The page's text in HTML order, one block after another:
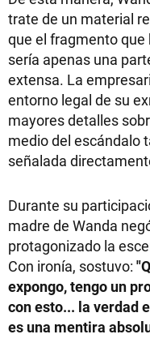
trate de un material
que el fragmento
sería apenas una
extensa. La
entorno legal de su
mayores detalles
medio del escándalo
señalada
Durante su
madre de Wanda
protagonizado la
Con ironía, sostuvo:
expongo, tengo un
con esto... la verdad
es una mentira